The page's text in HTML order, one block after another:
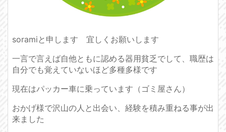
soramiと申します 宜しくお願いします
一言で言えば自他ともに認める器用貧乏でして、職歴は
自分でも覚えていないほど多種多様です
現在はパッカー車に乗っています（ゴミ屋さん）
おかげ様で沢山の人と出会い、経験を積み重ねる事が出
来ました